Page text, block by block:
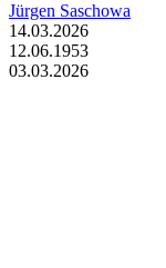
Jürgen Saschowa
14.03.2026
12.06.1953
03.03.2026